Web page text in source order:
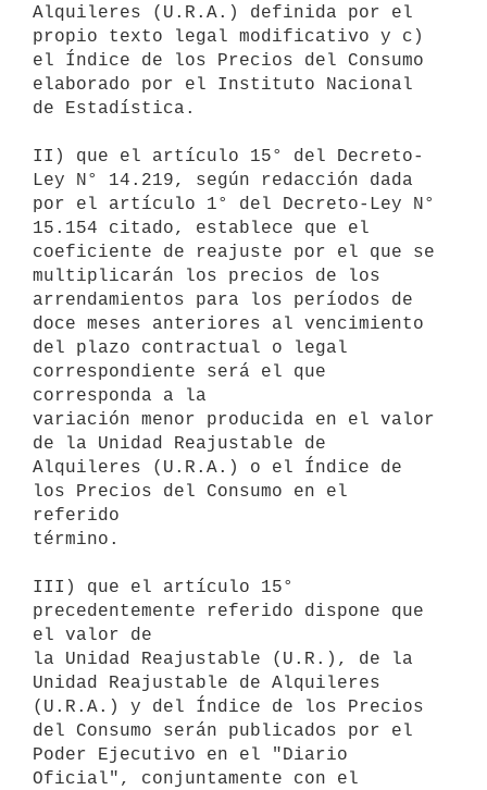
Alquileres (U.R.A.) definida por el
propio texto legal modificativo y c)
el Índice de los Precios del Consumo
elaborado por el Instituto Nacional
de Estadística.
II) que el artículo 15° del Decreto-
Ley N° 14.219, según redacción dada
por el artículo 1° del Decreto-Ley N°
15.154 citado, establece que el
coeficiente de reajuste por el que se
multiplicarán los precios de los
arrendamientos para los períodos de
doce meses anteriores al vencimiento
del plazo contractual o legal
correspondiente será el que
corresponda a la
variación menor producida en el valor
de la Unidad Reajustable de
Alquileres (U.R.A.) o el Índice de
los Precios del Consumo en el
referido
término.
III) que el artículo 15°
precedentemente referido dispone que
el valor de
la Unidad Reajustable (U.R.), de la
Unidad Reajustable de Alquileres
(U.R.A.) y del Índice de los Precios
del Consumo serán publicados por el
Poder Ejecutivo en el "Diario
Oficial", conjuntamente con el